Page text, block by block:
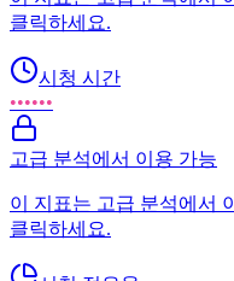
클릭하세요.
시청 시간
••••••
고급 분석에서 이용 가능
이 지표는 고급 분석에서
클릭하세요.